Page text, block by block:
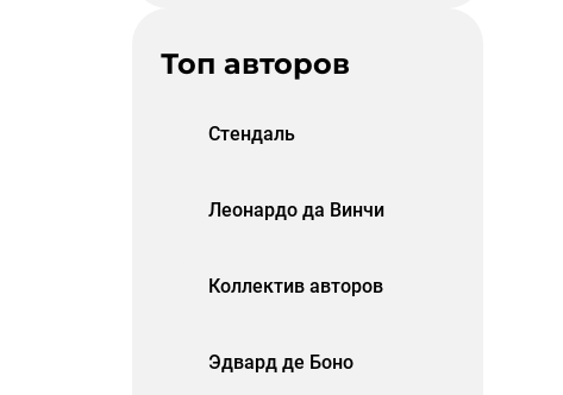
Топ авторов
Стендаль
Леонардо да Винчи
Коллектив авторов
Эдвард де Боно